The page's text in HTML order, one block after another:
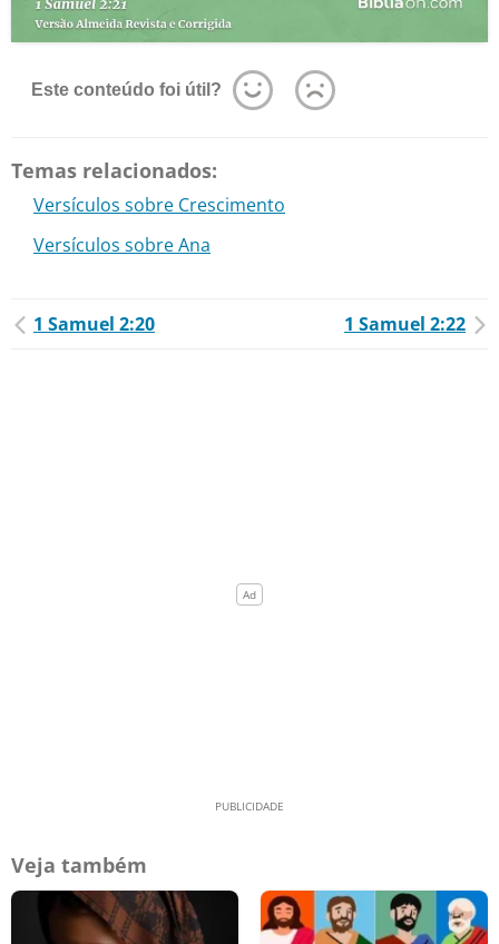
Este conteúdo foi útil?
Temas relacionados:
Versículos sobre Crescimento
Versículos sobre Ana
1 Samuel 2:20 1 Samuel 2:22
Veja também